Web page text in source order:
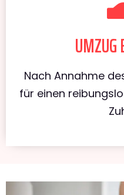
UMZUG
Nach Annahme
für einen